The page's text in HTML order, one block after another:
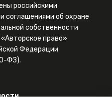
российскими
соглашениями об охране
собственности
право»
Федерации
ФЗ).